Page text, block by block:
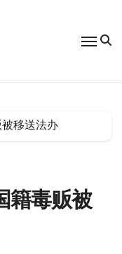
移送法办
籍毒贩被